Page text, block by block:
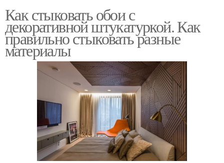
Как стыковать обои с
декоративной штукатуркой. Как
правильно стыковать разные
материалы